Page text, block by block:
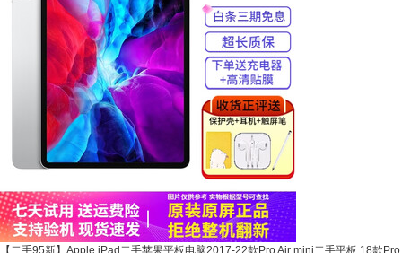
【二手95新】Apple iPad二手苹果平板电脑2017-22款Pro Air mini二手平板 18款Pro